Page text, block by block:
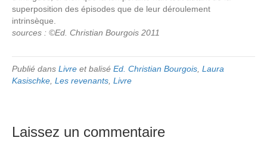
superposition des épisodes que de leur déroulement
intrinsèque.
sources : ©Ed. Christian Bourgois 2011
Publié dans Livre et balisé Ed. Christian Bourgois Laura
Kasischke Les revenants Livre
Laissez un commentaire